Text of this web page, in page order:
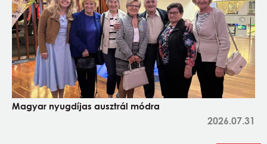
Magyar nyugdíjas ausztrál módra
2026.07.31